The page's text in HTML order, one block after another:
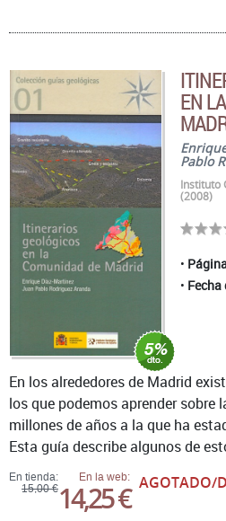
EN
Pablo
Instituto
(2008)
Fecha
En tienda:
15,00 €
En la web:
14,25 € AGOTADO/
En los alrededores de Madrid
los que podemos aprender sobre
millones de años a la que ha
Esta guía describe algunos de